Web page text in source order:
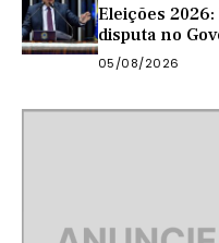
Eleições
disputa no
vice de Zema
05/08/2026